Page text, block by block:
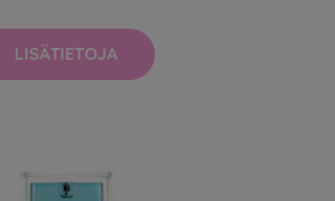
LISÄTIETOJA